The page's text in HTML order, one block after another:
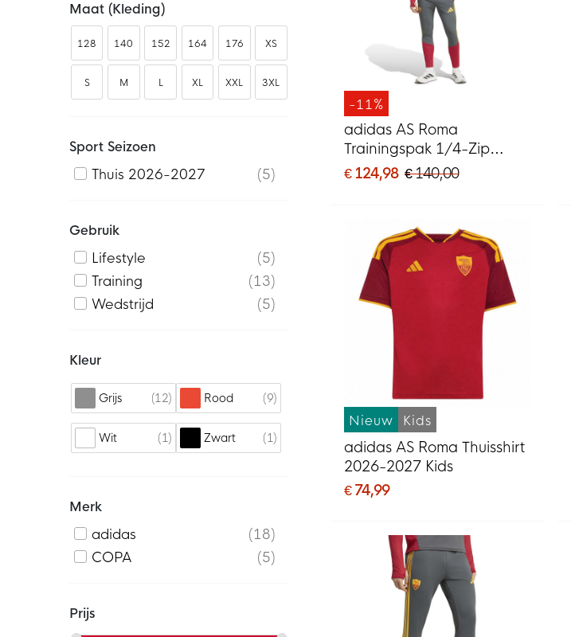
-11%
adidas AS Roma
Trainingspak 1/4-Zip
2026-2027 Donkergrijs
€ 124,98 € 140,00
Nieuw Kids
adidas AS Roma Thuisshirt
2026-2027 Kids
€ 74,99
Maat (kleding)
128 140 152 164 176 XS
S M L XL XXL 3XL
Sport Seizoen
Thuis 2026-2027
5
Gebruik
Lifestyle
5
Training
13
Wedstrijd
5
Kleur
Grijs 12 Rood 9
Wit 1 Zwart 1
Merk
adidas
18
COPA
5
Prijs